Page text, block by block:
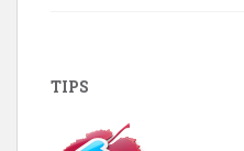
TIPS